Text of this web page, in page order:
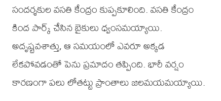
సందర్శకుల వసతి కేంద్రం కుప్పకూలింది. వసతి కేంద్రం
కింద పార్క్ చేసిన బైకులు ధ్వంసమయ్యాయి.
అదృష్టవశాత్తు, ఆ సమయంలో ఎవరూ అక్కడ
లేకపోవడంతో పెను ప్రమాదం తప్పింది. భారీ వర్షం
కారణంగా పలు లోతట్టు ప్రాంతాలు జలమయమయ్యాయి.